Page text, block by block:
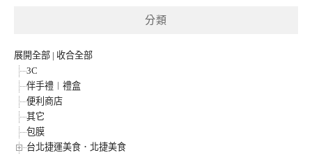
分類
展開全部 | 收合全部
3C
伴手禮︱禮盒
便利商店
其它
包膜
台北捷運美食．北捷美食